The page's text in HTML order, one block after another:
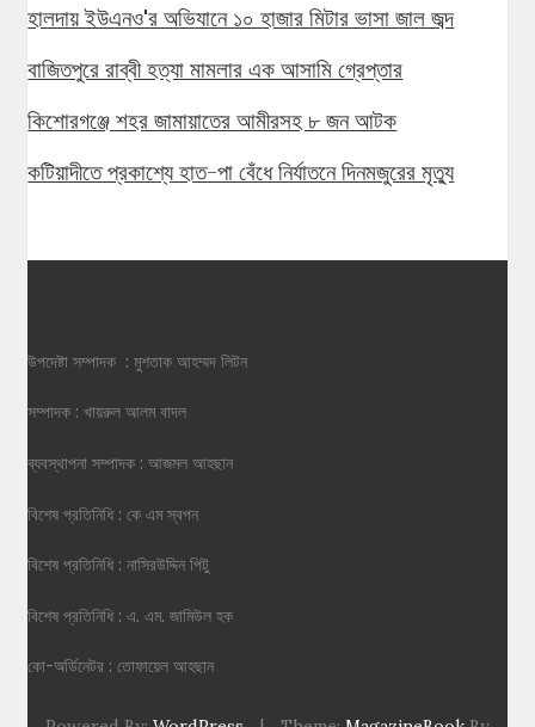
হালদায় ইউএনও'র অভিযানে ১০ হাজার মিটার ভাসা জাল জব্দ
বাজিতপুরে রাব্বী হত্যা মামলার এক আসামি গ্রেপ্তার
কিশোরগঞ্জে শহর জামায়াতের আমীরসহ ৮ জন আটক
কটিয়াদীতে প্রকাশ্যে হাত-পা বেঁধে নির্যাতনে দিনমজুরের মৃত্যু
উপদেষ্টা সম্পাদক : মুশতাক আহম্মদ লিটন
সম্পাদক : খায়রুল আলম বাদল
ব্যবস্থাপনা সম্পাদক : আজমল আহছান
বিশেষ প্রতিনিধি : কে এম স্বপন
বিশেষ প্রতিনিধি : নাসিরউদ্দিন পিটু
বিশেষ প্রতিনিধি : এ. এম. জামিউল হক
কো-অর্ডিনেটর : তোফায়েল আহছান